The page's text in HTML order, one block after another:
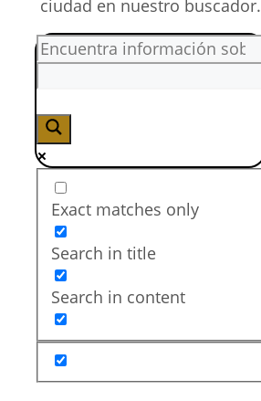
ciudad en nuestro buscador.
Exact matches only
Search in title
Search in content